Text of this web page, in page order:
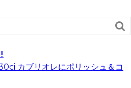

カブリオレにポリッシュ＆コ